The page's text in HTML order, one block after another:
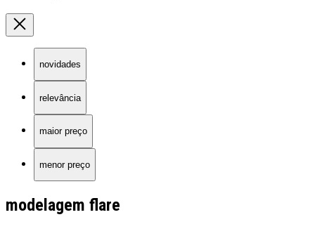
novidades
relevância
maior preço
menor preço
modelagem flare